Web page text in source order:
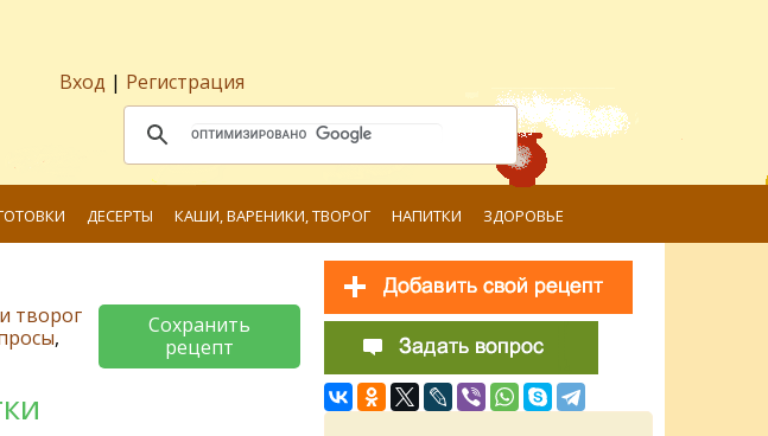
Вход | Регистрация
ДЕСЕРТЫ КАШИ, ВАРЕНИКИ, ТВОРОГ НАПИТКИ ЗДОРОВЬЕ
творог
,
Сохранить
рецепт